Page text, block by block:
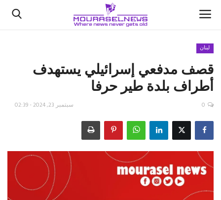
الأخبار
كتّابنا
اقتصاد
علوم وتكنولوجيا
رياضة
لبنان
قصف مدفعي إسرائيلي يستهدف
أطراف بلدة طير حرفا
سبتمبر 23, 2024 - 02:39 0